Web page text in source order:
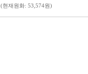
(현재원화: 53,574원)